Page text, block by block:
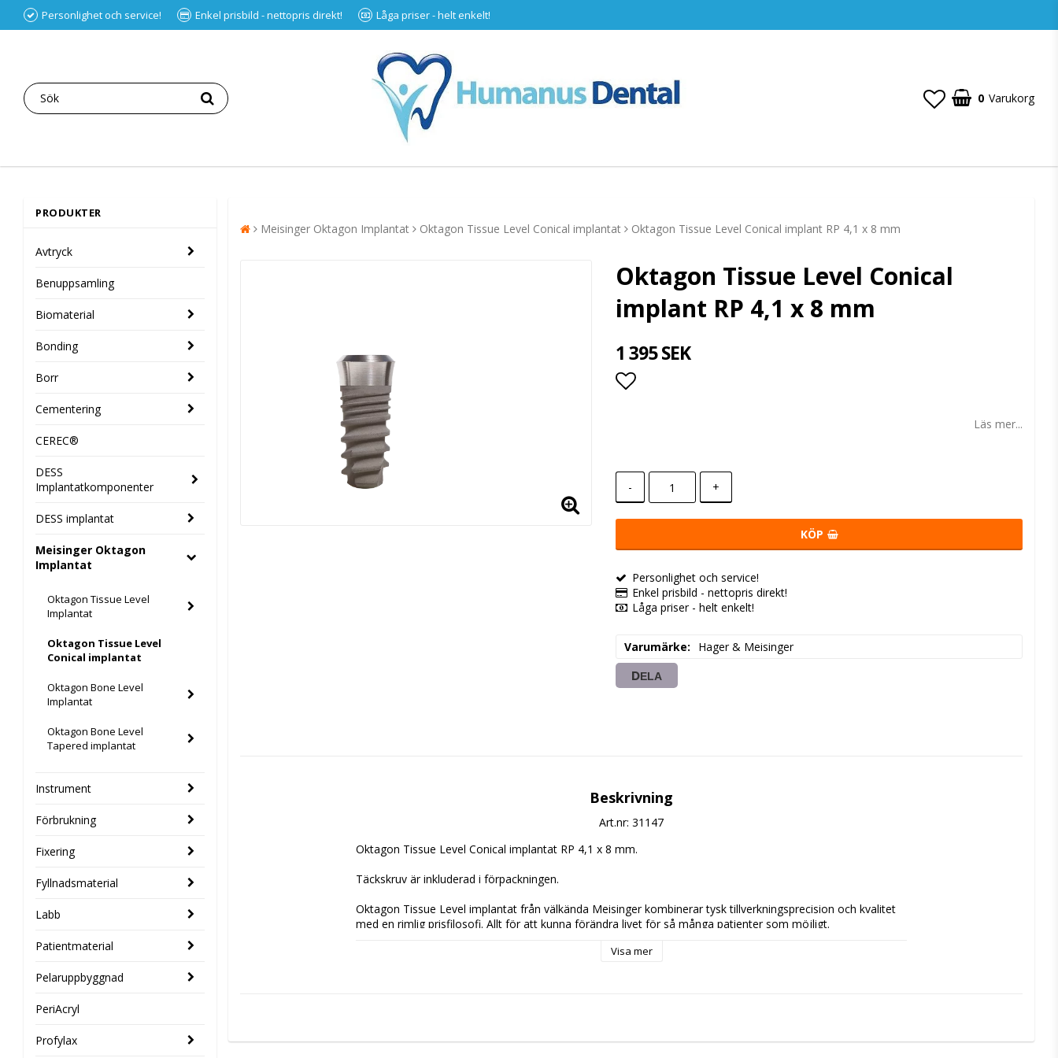
Personlighet och service! Enkel prisbild - nettopris direkt! Låga priser - helt enkelt!
0 Varukorg
PRODUKTER
Avtryck
Benuppsamling
Biomaterial
Bonding
Borr
Cementering
CEREC®
DESS
Implantatkomponenter
DESS implantat
Meisinger Oktagon
Implantat
Oktagon Tissue Level
Implantat
Oktagon Tissue Level
Conical implantat
Oktagon Bone Level
Implantat
Oktagon Bone Level
Tapered implantat
Instrument
Förbrukning
Fixering
Fyllnadsmaterial
Labb
Patientmaterial
Pelaruppbyggnad
PeriAcryl
Profylax
Meisinger Oktagon Implantat Oktagon Tissue Level Conical implantat Oktagon Tissue Level Conical implant RP 4,1 x 8 mm
Oktagon Tissue Level Conical
implant RP 4,1 x 8 mm
1 395 SEK
Läs mer...
- +
KÖP
Personlighet och service!
Enkel prisbild - nettopris direkt!
Låga priser - helt enkelt!
Varumärke Hager & Meisinger
DELA
Beskrivning
Art.nr: 31147
Oktagon Tissue Level Conical implantat RP 4,1 x 8 mm.
Täckskruv är inkluderad i förpackningen.
Oktagon Tissue Level implantat från välkända Meisinger kombinerar tysk tillverkningsprecision och kvalitet
med en rimlig prisfilosofi. Allt för att kunna förändra livet för så många patienter som möjligt.
Tissue Level implantatet har varit en av de mest framstående implantatgeometrierna under decennier.
Sandblasted
Visa mer